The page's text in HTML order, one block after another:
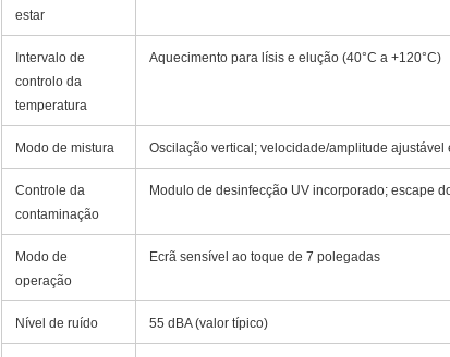
estar
Intervalo de
controlo da
temperatura
Aquecimento para lísis e elução (40°C a +120°C)
Modo de mistura Oscilação vertical; velocidade/amplitude ajustável
Controle da
contaminação
Modulo de desinfecção UV incorporado; escape
Modo de
operação
Ecrã sensível ao toque de 7 polegadas
Nível de ruído 55 dBA (valor típico)